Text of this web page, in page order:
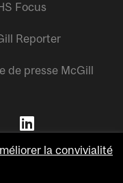
Focus
Reporter
de presse McGill
la convivialité